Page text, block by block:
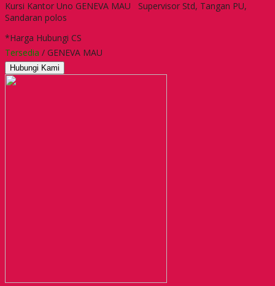
Kursi Kantor Uno GENEVA MAU Supervisor Std, Tangan PU,
Sandaran polos
*Harga Hubungi CS
Tersedia / GENEVA MAU
Hubungi Kami